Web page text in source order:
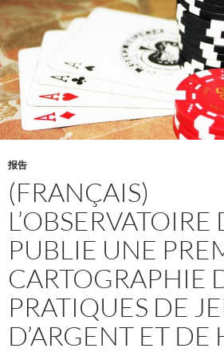
报告
(FRANÇAIS)
L’OBSERVATOIRE
PUBLIE UNE
CARTOGRAPHIE
PRATIQUES DE
D’ARGENT ET DE